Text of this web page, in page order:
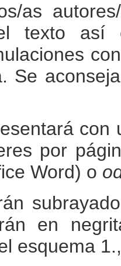
as
texto así
Se
con
por
Word) o
en
esquema